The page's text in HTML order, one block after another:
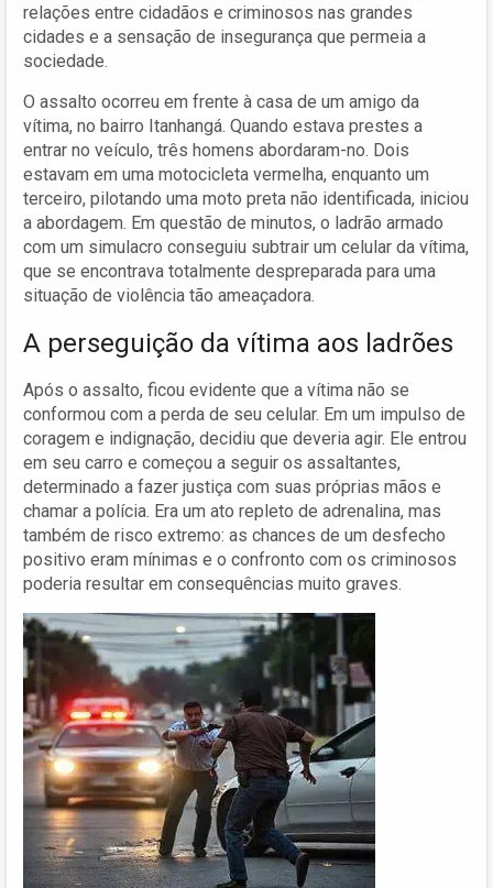
relações entre cidadãos e criminosos nas grandes
cidades e a sensação de insegurança que permeia a
sociedade.
O assalto ocorreu em frente à casa de um amigo da
vítima, no bairro Itanhangá. Quando estava prestes a
entrar no veículo, três homens abordaram-no. Dois
estavam em uma motocicleta vermelha, enquanto um
terceiro, pilotando uma moto preta não identificada, iniciou
a abordagem. Em questão de minutos, o ladrão armado
com um simulacro conseguiu subtrair um celular da vítima,
que se encontrava totalmente despreparada para uma
situação de violência tão ameaçadora.
A perseguição da vítima aos ladrões
Após o assalto, ficou evidente que a vítima não se
conformou com a perda de seu celular. Em um impulso de
coragem e indignação, decidiu que deveria agir. Ele entrou
em seu carro e começou a seguir os assaltantes,
determinado a fazer justiça com suas próprias mãos e
chamar a polícia. Era um ato repleto de adrenalina, mas
também de risco extremo: as chances de um desfecho
positivo eram mínimas e o confronto com os criminosos
poderia resultar em consequências muito graves.